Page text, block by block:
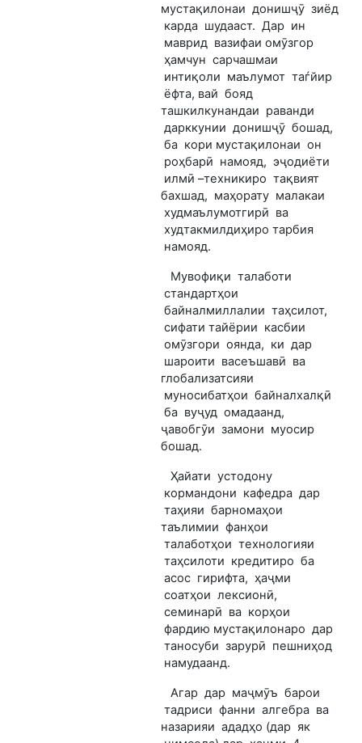
мустақилонаи донишҷӯ зиёд
карда шудааст. Дар ин
маврид вазифаи омӯзгор
ҳамчун сарчашмаи
интиқоли маълумот таѓйир
ёфта, вай бояд
ташкилкунандаи раванди
дарккунии донишҷӯ бошад,
ба кори мустақилонаи он
роҳбарӣ намояд, эҷодиёти
илмӣ –техникиро тақвият
бахшад, маҳорату малакаи
худмаълумотгирӣ ва
худтакмилдиҳиро тарбия
намояд.
Мувофиқи талаботи
стандартҳои
байналмиллалии таҳсилот,
сифати тайёрии касбии
омӯзгори оянда, ки дар
шароити васеъшавӣ ва
глобализатсияи
муносибатҳои байналхалқӣ
ба вуҷуд омадаанд,
ҷавобгӯи замони муосир
бошад.
Ҳайати устодону
кормандони кафедра дар
таҳияи барномаҳои
таълимии фанҳои
талаботҳои технологияи
таҳсилоти кредитиро ба
асос гирифта, ҳаҷми
соатҳои лексионӣ,
семинарӣ ва корҳои
фардию мустақилонаро дар
таносуби зарурӣ пешниҳод
намудаанд.
Агар дар маҷмӯъ барои
тадриси фанни алгебра ва
назарияи ададҳо (дар як